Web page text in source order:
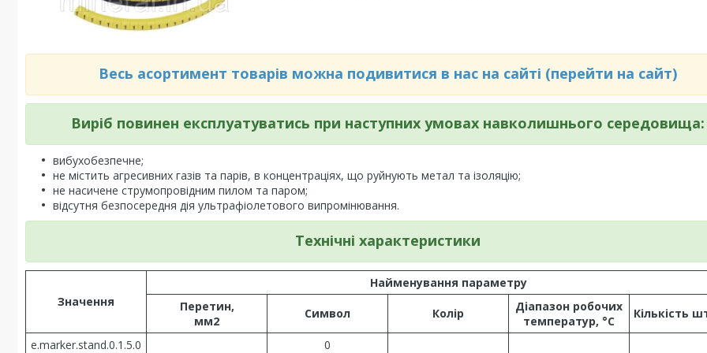
Весь асортимент товарів можна подивитися в нас на сайті (перейти на сайт)
Виріб повинен експлуатуватись при наступних умовах навколишнього середовища:
вибухобезпечне;
не містить агресивних газів та парів, в концентраціях, що руйнують метал та ізоляцію;
не насичене струмопровідним пилом та паром;
відсутня безпосередня дія ультрафіолетового випромінювання.
Технічні характеристики
Значення
Найменування параметру
Перетин,
мм2
Символ Колір
Діапазон робочих
температур, °С
Кількість
e.marker.stand.0.1.5.0 0